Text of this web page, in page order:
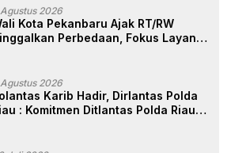
2026
Kota Pekanbaru Ajak RT/RW
Perbedaan, Fokus Layani
2026
Karib Hadir, Dirlantas Polda
: Komitmen Ditlantas Polda Riau